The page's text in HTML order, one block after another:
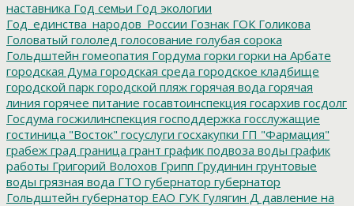
наставника Год семьи Год экологии
Год_единства_народов_России Гознак ГОК Голикова
Головатый гололед голосование голубая сорока
Гольдштейн гомеопатия Гордума горки горки на Арбате
городская Дума городская среда городское кладбище
городской парк городской пляж горячая вода горячая
линия горячее питание госавтоинспекция госархив госдолг
Госдума госжилинспекция господдержка госслужащие
гостиница "Восток" госуслуги госхакупки ГП "Фармация"
грабеж град граница грант график подвоза воды график
работы Григорий Волохов Грипп Грудинин грунтовые
воды грязная вода ГТО губернатор губернатор
Гольдштейн губернатор ЕАО ГУК Гулягин Д давление на